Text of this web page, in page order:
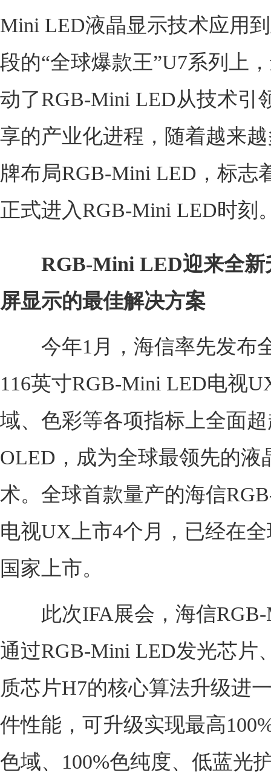
Mini LED液晶显示技术应用
段的“全球爆款王”U7系列上
动了RGB-Mini LED从技术引
享的产业化进程，随着越来
牌布局RGB-Mini LED，标志
正式进入RGB-Mini LED时刻
RGB-Mini LED迎来全新
屏显示的最佳解决方案
今年1月，海信率先发布
116英寸RGB-Mini LED电视
域、色彩等各项指标上全面
OLED，成为全球最领先的液
术。全球首款量产的海信
电视UX上市4个月，已经在
国家上市。
此次IFA展会，海信RGB-
通过RGB-Mini LED发光芯片
质芯片H7的核心算法升级进
件性能，可升级实现最高
色域、100%色纯度、低蓝光